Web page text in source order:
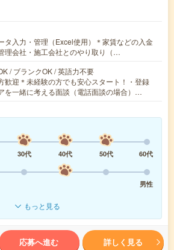
タ入力・管理（Excel使用）＊家賃などの入金
理会社・施工会社とのやり取り（…
/ ブランクOK / 英語力不要
歓迎＊未経験の方でも安心スタート！・登録
を一緒に考える面談（電話面談の場合）…
30代 40代 50代
60代
男性
もっと見る
応募へ進む 詳しく見る